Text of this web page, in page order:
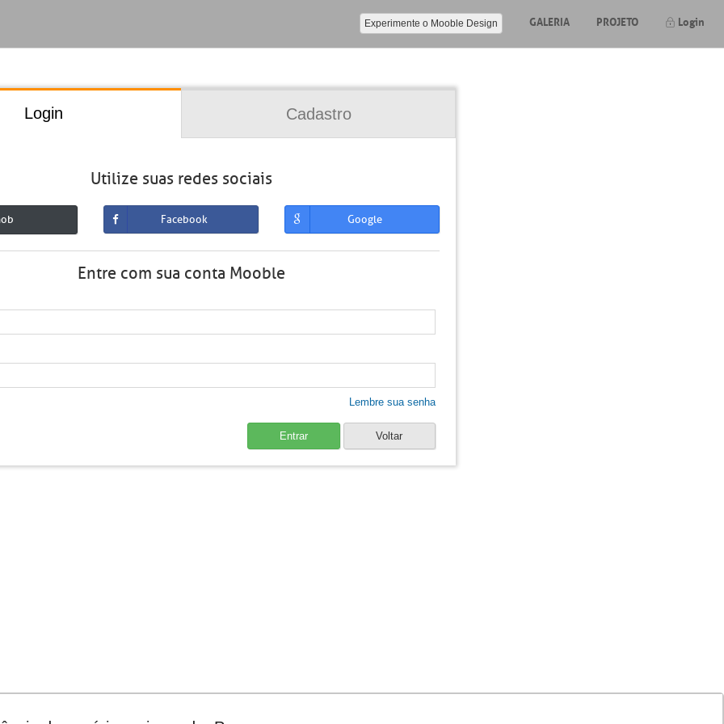
Experimente o Mooble Design GALERIA PROJETO Login
Login Cadastro
Utilize suas redes sociais
Facebook Google
Entre com sua conta Mooble
Lembre sua senha
Entrar Voltar